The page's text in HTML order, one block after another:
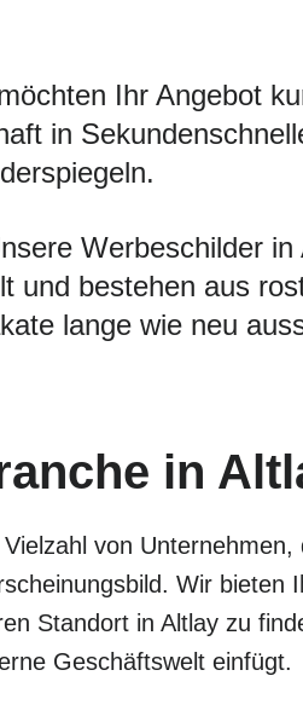
Ihr Angebot
in
Werbeschilder
und bestehen aus
lange wie neu
in
von
Wir
Standort in Altlay zu
Geschäftswelt einfügt.